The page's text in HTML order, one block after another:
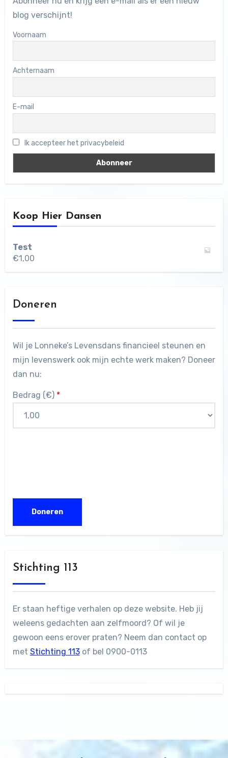
blog verschijnt!
Voornaam
Achternaam
E-mail
Ik accepteer het privacybeleid
Koop Hier Dansen
Test
€1,00
Doneren
Wil je Lonneke’s Levensdans financieel steunen en
mijn levenswerk ook mijn echte werk maken? Doneer
dan nu:
Bedrag (€) *
Stichting 113
Er staan heftige verhalen op deze website. Heb jij
weleens gedachten aan zelfmoord? Of wil je
gewoon eens erover praten? Neem dan contact op
met Stichting 113of bel 0900-0113